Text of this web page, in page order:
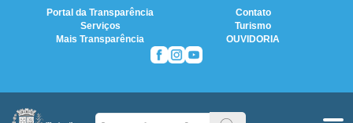
Portal da Transparência
Contato
Serviços
Turismo
Mais Transparência
OUVIDORIA